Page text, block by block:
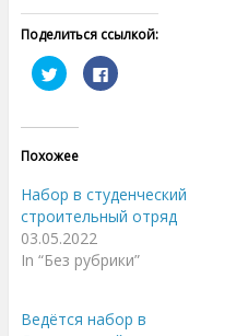
Поделиться ссылкой:
Н
а
и
е
,
т
о
б
ы
п
о
д
т
Н
а
е
с
ь
,
т
о
о
Похожее
Набор в студенческий
строительный отряд
03.05.2022
In “Без рубрики”
Ведётся набор в